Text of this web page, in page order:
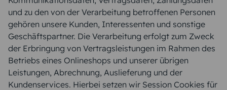
und zu den von der Verarbeitung betroffenen Personen
gehören unsere Kunden, Interessenten und sonstige
Geschäftspartner. Die Verarbeitung erfolgt zum Zweck
der Erbringung von Vertragsleistungen im Rahmen des
Betriebs eines Onlineshops und unserer übrigen
Leistungen, Abrechnung, Auslieferung und der
Kundenservices. Hierbei setzen wir Session Cookies für